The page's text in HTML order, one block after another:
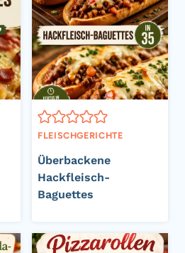
FLEISCHGERICHTE
Überbackene
Hackfleisch-
Baguettes